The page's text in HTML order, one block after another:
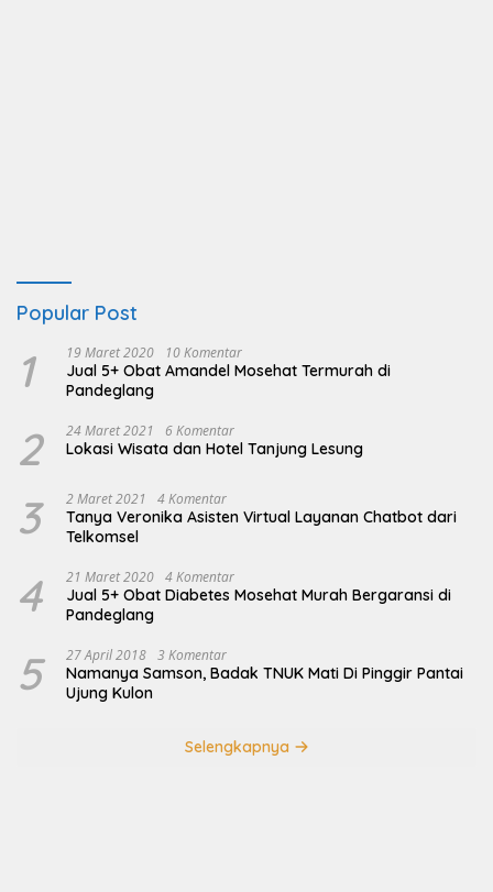
Popular Post
1 19 Maret 2020 10 Komentar
Jual 5+ Obat Amandel Mosehat Termurah di
Pandeglang
2 24 Maret 2021 6 Komentar
Lokasi Wisata dan Hotel Tanjung Lesung
3 2 Maret 2021 4 Komentar
Tanya Veronika Asisten Virtual Layanan Chatbot dari
Telkomsel
4 21 Maret 2020 4 Komentar
Jual 5+ Obat Diabetes Mosehat Murah Bergaransi di
Pandeglang
5 27 April 2018 3 Komentar
Namanya Samson, Badak TNUK Mati Di Pinggir Pantai
Ujung Kulon
Selengkapnya